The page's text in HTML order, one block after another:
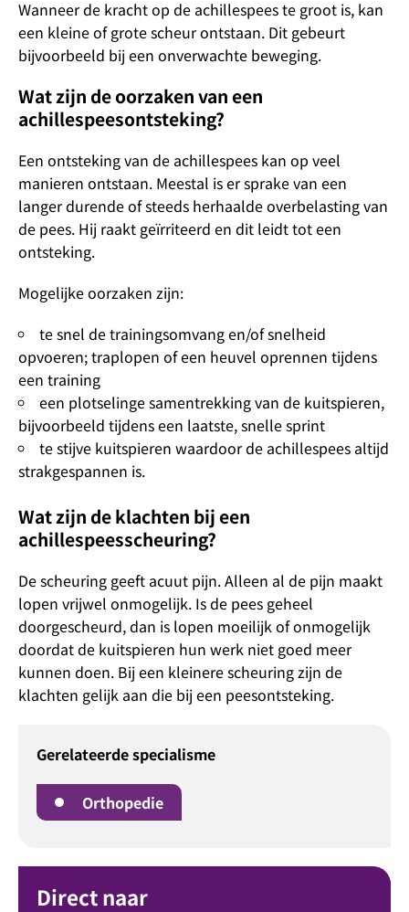
Wanneer de kracht op de achillespees te groot is, kan
een kleine of grote scheur ontstaan. Dit gebeurt
bijvoorbeeld bij een onverwachte beweging.
Wat zijn de oorzaken van een
achillespeesontsteking?
Een ontsteking van de achillespees kan op veel
manieren ontstaan. Meestal is er sprake van een
langer durende of steeds herhaalde overbelasting van
de pees. Hij raakt geïrriteerd en dit leidt tot een
ontsteking.
Mogelijke oorzaken zijn:
te snel de trainingsomvang en/of snelheid
opvoeren; traplopen of een heuvel oprennen tijdens
een training
een plotselinge samentrekking van de kuitspieren,
bijvoorbeeld tijdens een laatste, snelle sprint
te stijve kuitspieren waardoor de achillespees altijd
strakgespannen is.
Wat zijn de klachten bij een
achillespeesscheuring?
De scheuring geeft acuut pijn. Alleen al de pijn maakt
lopen vrijwel onmogelijk. Is de pees geheel
doorgescheurd, dan is lopen moeilijk of onmogelijk
doordat de kuitspieren hun werk niet goed meer
kunnen doen. Bij een kleinere scheuring zijn de
klachten gelijk aan die bij een peesontsteking.
Gerelateerde specialisme
Orthopedie
Direct naar